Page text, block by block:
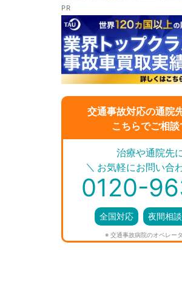
交通事故対応の通院
こちらでご相
＼
治療や通院先
お気軽にお問い合
0120-
全国対応 夜間相
※ 交通事故病院のオペレー